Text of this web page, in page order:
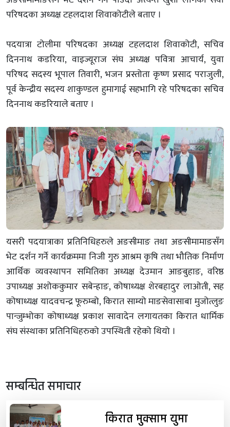
परिषदका अध्यक्ष टहलदाश शिवाकोटीले बताए ।
पदयात्रा टोलीमा परिषदका अध्यक्ष टहलदाश शिवाकोटी, सचिव
दिननाथ कडरिया, वाइज्यूराज संघ अध्यक्ष पवित्रा आचार्य, युवा
परिषद सदस्य भूपाल तिवारी, भजन प्रस्तोता कृष्ण प्रसाद पराजुली,
पूर्व केन्द्रीय सदस्य शाकुण्डल हुमागाई सहभागि रहे परिषदका सचिव
दिननाथ कडरियाले बताए ।
यसरी पदयात्राका प्रतिनिधिहरुले अङसीमाङ तथा अङसीमामाङसँग
भेट दर्शन गर्ने कार्यक्रममा निजी गुरु आश्रम कृषि तथा भौतिक निर्माण
आर्थिक व्यवस्थापन समितिका अध्यक्ष देउमान आङबुहाङ, वरिष्ठ
उपाध्यक्ष अशोककुमार सबेन्हाङ, कोषाध्यक्ष शेरबहादुर लाओती, सह
कोषाध्यक्ष यादवचन्द्र फूरुम्बो, किरात साम्यो माङसेवासाबा मुजोत्लुङ
पान्जुम्भोका कोषाध्यक्ष प्रकाश सावादेन लगायतका किरात धार्मिक
संघ संस्थाका प्रतिनिधिहरुको उपस्थिती रहेको थियो ।
सम्बन्धित समाचार
किरात मुक्साम युमा